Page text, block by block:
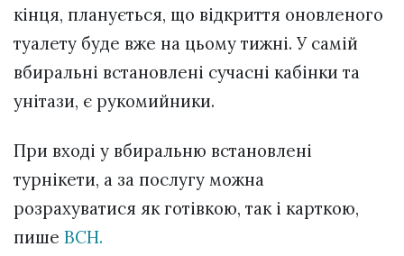
кінця, планується, що відкриття оновленого
туалету буде вже на цьому тижні. У самій
вбиральні встановлені сучасні кабінки та
унітази, є рукомийники.
При вході у вбиральню встановлені
турнікети, а за послугу можна
розрахуватися як готівкою, так і карткою,
пише ВСН.